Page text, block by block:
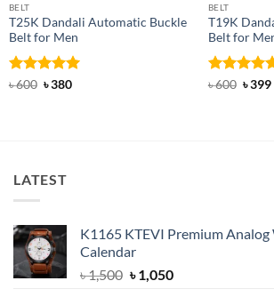
BELT
T25K Dandali Automatic Buckle
Belt for Men
Rated5
৳600 Original
৳380Current
BELT
T19K
Belt for
Rated4.91
৳600 ৳399
LATEST
K1165 KTEVI Premium
Calendar
৳1,500 Original
৳1,050Current